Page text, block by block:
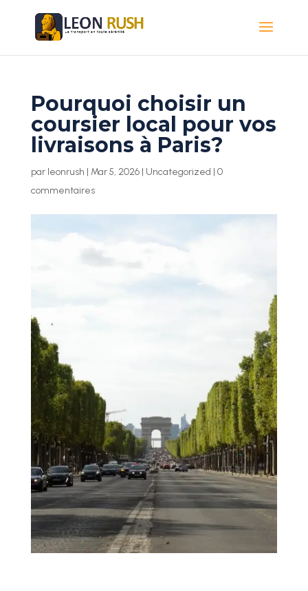
Pourquoi choisir un
coursier local pour vos
livraisons à Paris?
par leonrush | Mar 5, 2026| Uncategorized | 0
commentaires